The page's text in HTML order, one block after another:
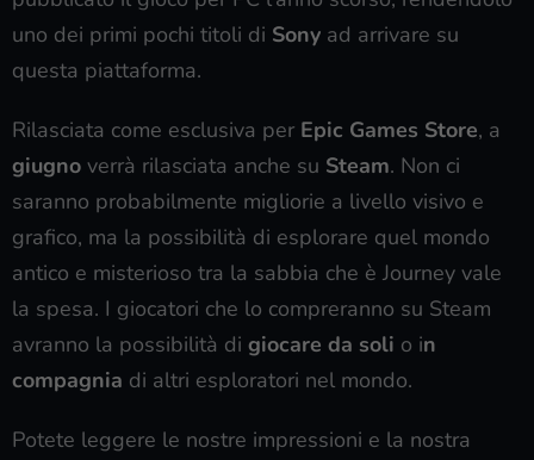
uno dei primi pochi titoli di Sony ad arrivare su
questa piattaforma.
Rilasciata come esclusiva per Epic Games Store, a
giugno verrà rilasciata anche su Steam. Non ci
saranno probabilmente migliorie a livello visivo e
grafico, ma la possibilità di esplorare quel mondo
antico e misterioso tra la sabbia che è Journey vale
la spesa. I giocatori che lo compreranno su Steam
avranno la possibilità di giocare da soli o in
compagnia di altri esploratori nel mondo.
Potete leggere le nostre impressioni e la nostra